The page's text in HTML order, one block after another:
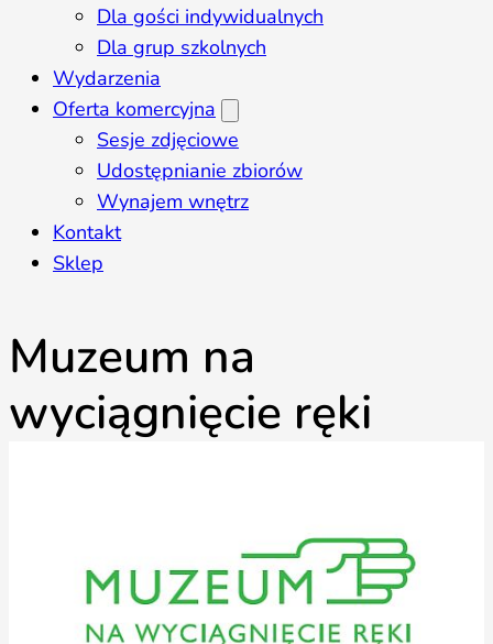
Dla gości indywidualnych
Dla grup szkolnych
Wydarzenia
Oferta komercyjna
Sesje zdjęciowe
Udostępnianie zbiorów
Wynajem wnętrz
Kontakt
Sklep
Muzeum na
wyciągnięcie ręki